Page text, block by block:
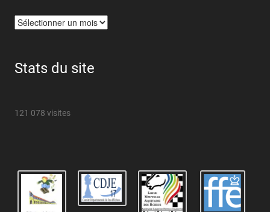
Archives
Stats du site
121 078 visites